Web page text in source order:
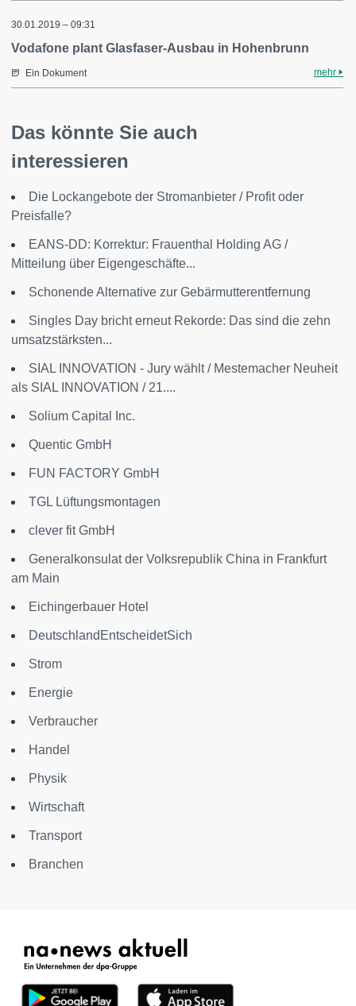
30.01.2019 – 09:31
Vodafone plant Glasfaser-Ausbau in Hohenbrunn
Ein Dokument mehr
Das könnte Sie auch
interessieren
Die Lockangebote der Stromanbieter / Profit oder
Preisfalle?
EANS-DD: Korrektur: Frauenthal Holding AG /
Mitteilung über Eigengeschäfte...
Schonende Alternative zur Gebärmutterentfernung
Singles Day bricht erneut Rekorde: Das sind die zehn
umsatzstärksten...
SIAL INNOVATION - Jury wählt / Mestemacher Neuheit
als SIAL INNOVATION / 21....
Solium Capital Inc.
Quentic GmbH
FUN FACTORY GmbH
TGL Lüftungsmontagen
clever fit GmbH
Generalkonsulat der Volksrepublik China in Frankfurt
am Main
Eichingerbauer Hotel
DeutschlandEntscheidetSich
Strom
Energie
Verbraucher
Handel
Physik
Wirtschaft
Transport
Branchen